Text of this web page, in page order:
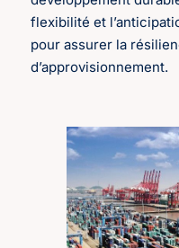
flexibilité et
pour assurer la
d’approvisionnement.